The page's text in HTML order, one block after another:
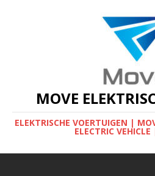
MOVE
ELEKTRISCHE VOERTUIGEN |
ELECTRIC